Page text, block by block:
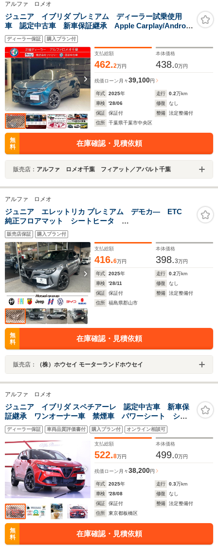
イブレコーダー 純正/
ヘッドランプ
LED/USBジャック
ースライドドア ビル
トインETC シートヒ
ング 誤発進抑制機
能 近距離衝突軽減ブ
レーキ 路外逸脱抑制
パワーシート
ート ドラ
サー LEDヘ
正17インチAW
アルファ ロメオ
ジュニア イブリダ プレミアム ディーラー試乗使用
車 認定中古車 新車保証継承 Apple Carplay/Android
Auto対応 純正ナビゲーション アダプティブクルーズ
コントロール搭載
ディーラー保証 購入プラン付
支払総額
462.2万円
本体価格
438.0万円
残価ローン 月々39,100円
年式 2025年 走行 0.2万km
車検
'28/06 修復
なし
保証
保証付 整備
法定整備付
住所
千葉県千葉市中央区
無
料
在庫確認・見積依頼
販売店： アルファ ロメオ千葉 フィアット／アバルト千葉
アルファ ロメオ
ジュニア エレットリカ プレミアム デモカ― ETC
純正フロアマット シートヒータ
applecarplay/AndroidAuto
販売店保証 購入プラン付
支払総額
416.6万円
本体価格
398.3万円
年式 2025年 走行 0.2万km
車検
'28/11 修復
なし
保証
保証付 整備
法定整備付
住所
福島県郡山市
無
料
在庫確認・見積依頼
販売店： （株）ホウセイ モーターランドホウセイ
アルファ ロメオ
ジュニア イブリダ スペチアーレ 認定中古車 新車保
証継承 ワンオーナー車 禁煙車 パワーシート シー
トヒーター パドルシフト アダプティブクルーズコン
トロール アップルカープレイ対応 アンドロイドオー
ト対応 ETC
ディーラー保証 車両品質評価書付 購入プラン付 オンライン相談可
支払総額
522.8万円
本体価格
499.0万円
残価ローン 月々38,200円
年式 2025年 走行 0.3万km
車検
'28/08 修復
なし
保証
保証付 整備
法定整備付
住所
東京都板橋区
無
料
在庫確認・見積依頼